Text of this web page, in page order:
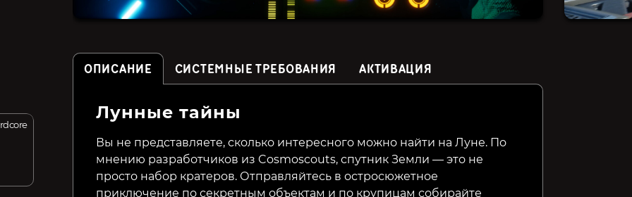
Before We Leave
66% 89₽ 75% 69₽ 65%
ОПИСАНИЕ СИСТЕМНЫЕ ТРЕБОВАНИЯ АКТИВАЦИЯ
Лунные тайны
Вы не представляете, сколько интересного можно найти на Луне. По
мнению разработчиков из Cosmoscouts, спутник Земли — это не
просто набор кратеров. Отправляйтесь в остросюжетное
приключение по секретным объектам и по крупицам собирайте